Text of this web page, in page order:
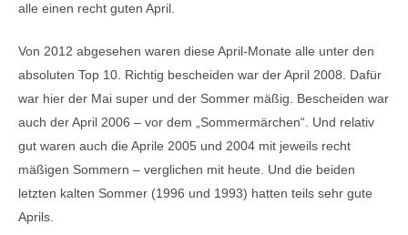
alle einen recht guten April.
Von 2012 abgesehen waren diese April-Monate alle unter den
absoluten Top 10. Richtig bescheiden war der April 2008. Dafür
war hier der Mai super und der Sommer mäßig. Bescheiden war
auch der April 2006 – vor dem „Sommermärchen“. Und relativ
gut waren auch die Aprile 2005 und 2004 mit jeweils recht
mäßigen Sommern – verglichen mit heute. Und die beiden
letzten kalten Sommer (1996 und 1993) hatten teils sehr gute
Aprils.